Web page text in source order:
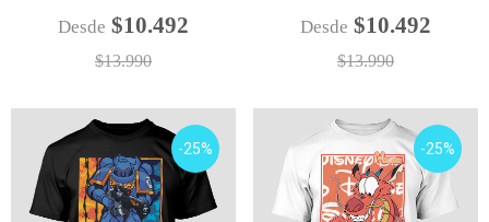
Desde $10.492
$13.990
Desde $10.492
$13.990
-25% -25%